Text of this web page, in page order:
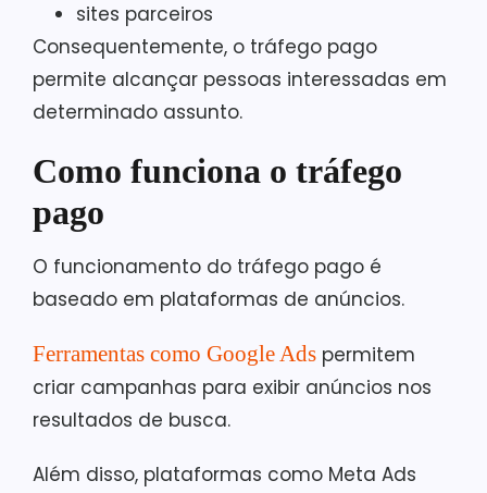
sites parceiros
Consequentemente, o tráfego pago
permite alcançar pessoas interessadas em
determinado assunto.
Como funciona o tráfego
pago
O funcionamento do tráfego pago é
baseado em plataformas de anúncios.
Ferramentas como Google Ads permitem
criar campanhas para exibir anúncios nos
resultados de busca.
Além disso, plataformas como Meta Ads